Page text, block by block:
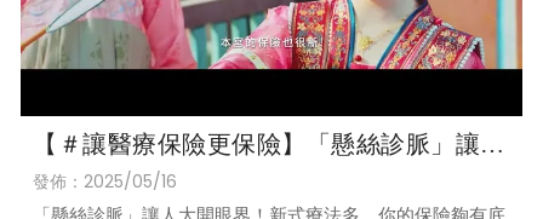
【＃讓醫療保險更保險】「懸絲診脈」讓人
大開眼界！新式療法多，你的保險夠有底氣
嗎？
發佈：2025/05/16